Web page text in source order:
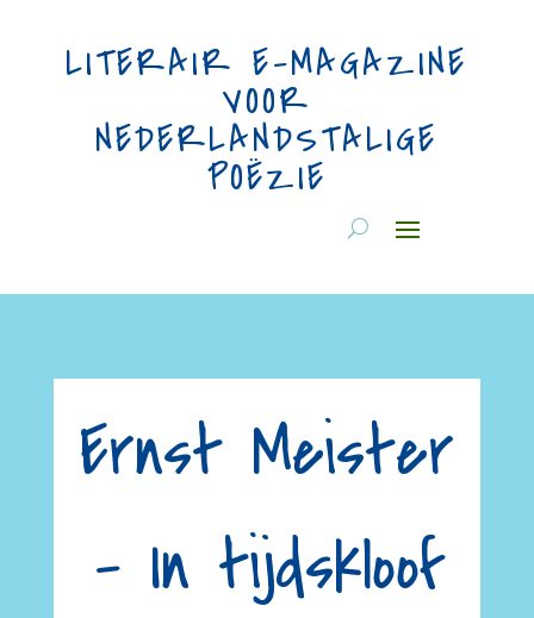
LITERAIR E-MAGAZINE
VOOR
NEDERLANDSTALIGE
POËZIE
Ernst Meister
– In tijdskloof